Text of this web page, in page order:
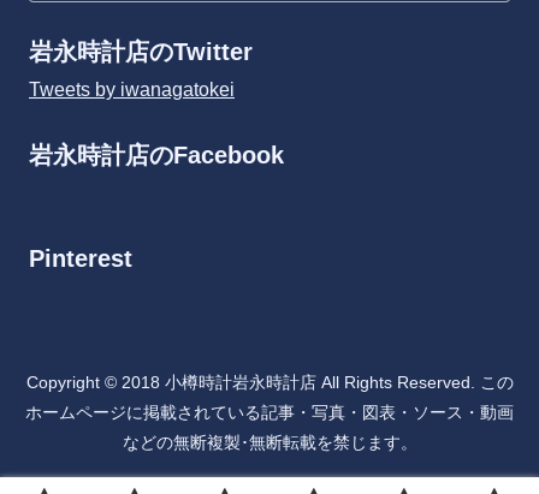
岩永時計店のTwitter
Tweets by iwanagatokei
岩永時計店のFacebook
Pinterest
Copyright © 2018 小樽時計岩永時計店 All Rights Reserved. この
ホームページに掲載されている記事・写真・図表・ソース・動画
などの無断複製･無断転載を禁じます。